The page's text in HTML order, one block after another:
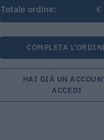
Totale ordine:
€
COMPLETA
HAI GIÀ UN
ACCEDI